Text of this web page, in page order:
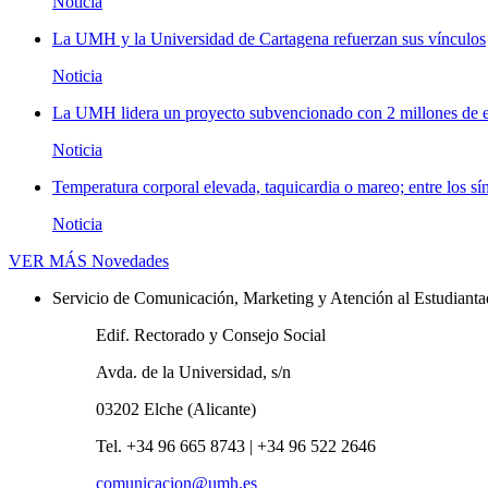
La UMH y la Universidad de Cartagena refuerzan sus vínculos
Noticia
La UMH lidera un proyecto subvencionado con 2 millones de
Noticia
Temperatura corporal elevada, taquicardia o mareo; entre los
Noticia
VER MÁS Novedades
Servicio de Comunicación, Marketing y Atención al
Edif. Rectorado y Consejo Social
Avda. de la Universidad, s/n
03202 Elche (Alicante)
Tel. +34 96 665 8743 | +34 96 522 2646
comunicacion@umh.es